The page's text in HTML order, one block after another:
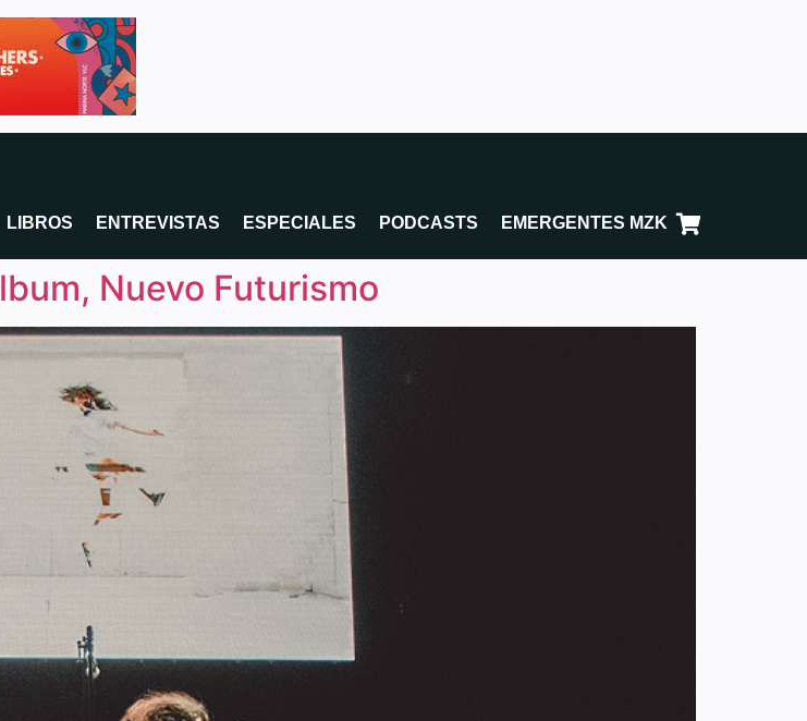
LIBROS ENTREVISTAS ESPECIALES PODCASTS EMERGENTES MZK
Nuevo Futurismo